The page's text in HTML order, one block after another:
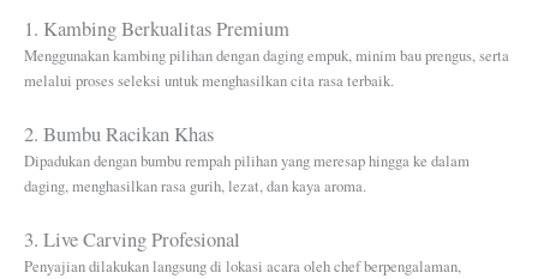
1. Kambing Berkualitas Premium
Menggunakan kambing pilihan dengan daging empuk, minim bau prengus, serta
melalui proses seleksi untuk menghasilkan cita rasa terbaik.
2. Bumbu Racikan Khas
Dipadukan dengan bumbu rempah pilihan yang meresap hingga ke dalam
daging, menghasilkan rasa gurih, lezat, dan kaya aroma.
3. Live Carving Profesional
Penyajian dilakukan langsung di lokasi acara oleh chef berpengalaman,